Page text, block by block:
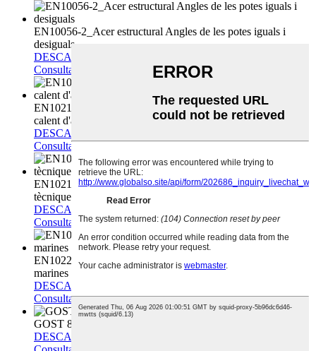
EN10056-2_Acer estructural Angles de les potes iguals i
desiguals
DESCARREGAR
Consulta
EN10210-1_Perfeccions buides estructurals acabades en
calent d'acer no aliat i de gra fi
DESCARREGAR
Consulta
EN10217-1_Tub d'acer soldat per a pressió: condicions
tècniques de lliurament
DESCARREGAR
Consulta
EN10225_Acer estructural soldable per a estructures fixes
marines -- Condicions tècniques de lliurament
DESCARREGAR
Consulta
GOST 8731
DESCARREGAR